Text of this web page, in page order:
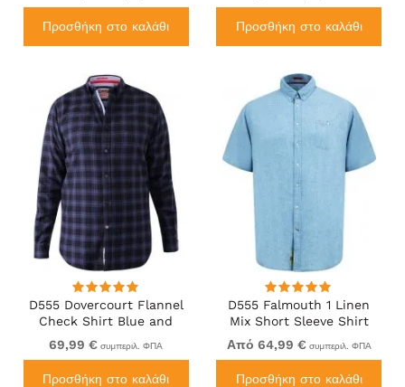
Προσθήκη στο καλάθι Προσθήκη στο καλάθι
D555 Dovercourt Flannel
Check Shirt Blue and
Black
69,99 € συμπεριλ. ΦΠΑ
Προσθήκη στο καλάθι
D555 Falmouth 1 Linen
Mix Short Sleeve Shirt
With Button Down Blue
Από 64,99 € συμπεριλ. ΦΠΑ
Προσθήκη στο καλάθι